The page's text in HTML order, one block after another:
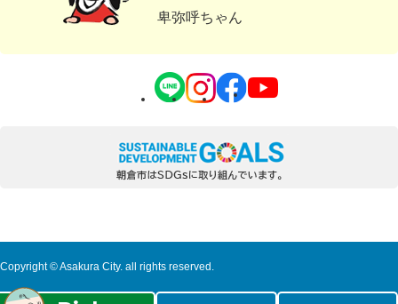
卑弥呼ちゃん
Copyright © Asakura City. all rights reserved.